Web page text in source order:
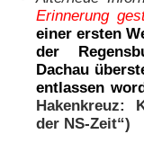
Erinnerung
einer ersten
der
Dachau
entlassen
Hakenkreuz:
der NS-Zeit“)